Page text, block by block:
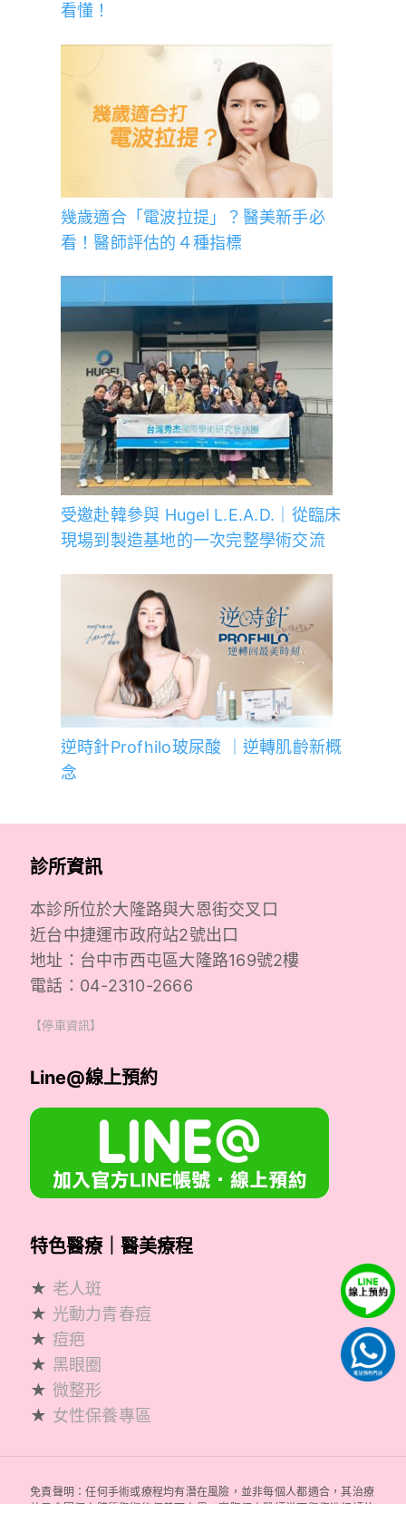
看懂！
幾歲適合「電波拉提」？醫美新手必
看！醫師評估的４種指標
受邀赴韓參與 Hugel L.E.A.D.｜從臨床
現場到製造基地的一次完整學術交流
逆時針Profhilo玻尿酸 ｜逆轉肌齡新概
念
診所資訊
本診所位於大隆路與大恩街交叉口
近台中捷運市政府站2號出口
地址：台中市西屯區大隆路169號2樓
電話：04-2310-2666
【停車資訊】
Line@線上預約
特色醫療｜醫美療程
★ 老人斑
★ 光動力青春痘
★ 痘疤
★ 黑眼圈
★ 微整形
★ 女性保養專區
免責聲明：任何手術或療程均有潛在風險，並非每個人都適合，其治療
效果會因個人體質與術後保養而有異，實際須由醫師當面與您進行評估